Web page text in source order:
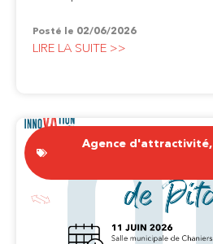
Posté le 02/06/2026
LIRE LA SUITE >>
Agence d'attractivité,